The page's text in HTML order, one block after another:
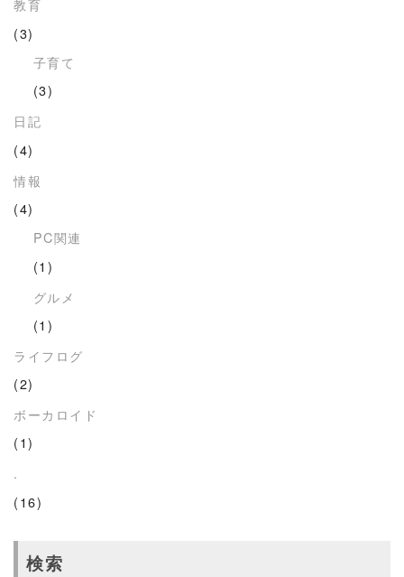
教育
(3)
子育て
(3)
日記
(4)
情報
(4)
PC関連
(1)
グルメ
(1)
ライフログ
(2)
ボーカロイド
(1)
.
(16)
検索